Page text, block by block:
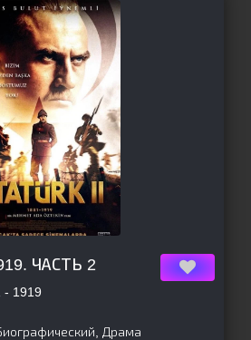
ЧАСТЬ 2
- 1919
Драма